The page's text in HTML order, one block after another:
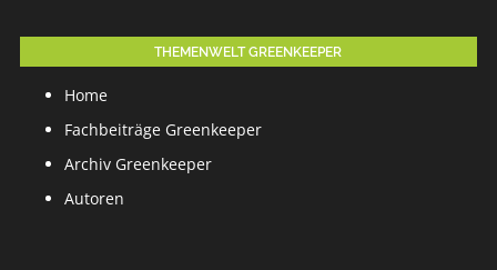
THEMENWELT GREENKEEPER
Home
Fachbeiträge Greenkeeper
Archiv Greenkeeper
Autoren